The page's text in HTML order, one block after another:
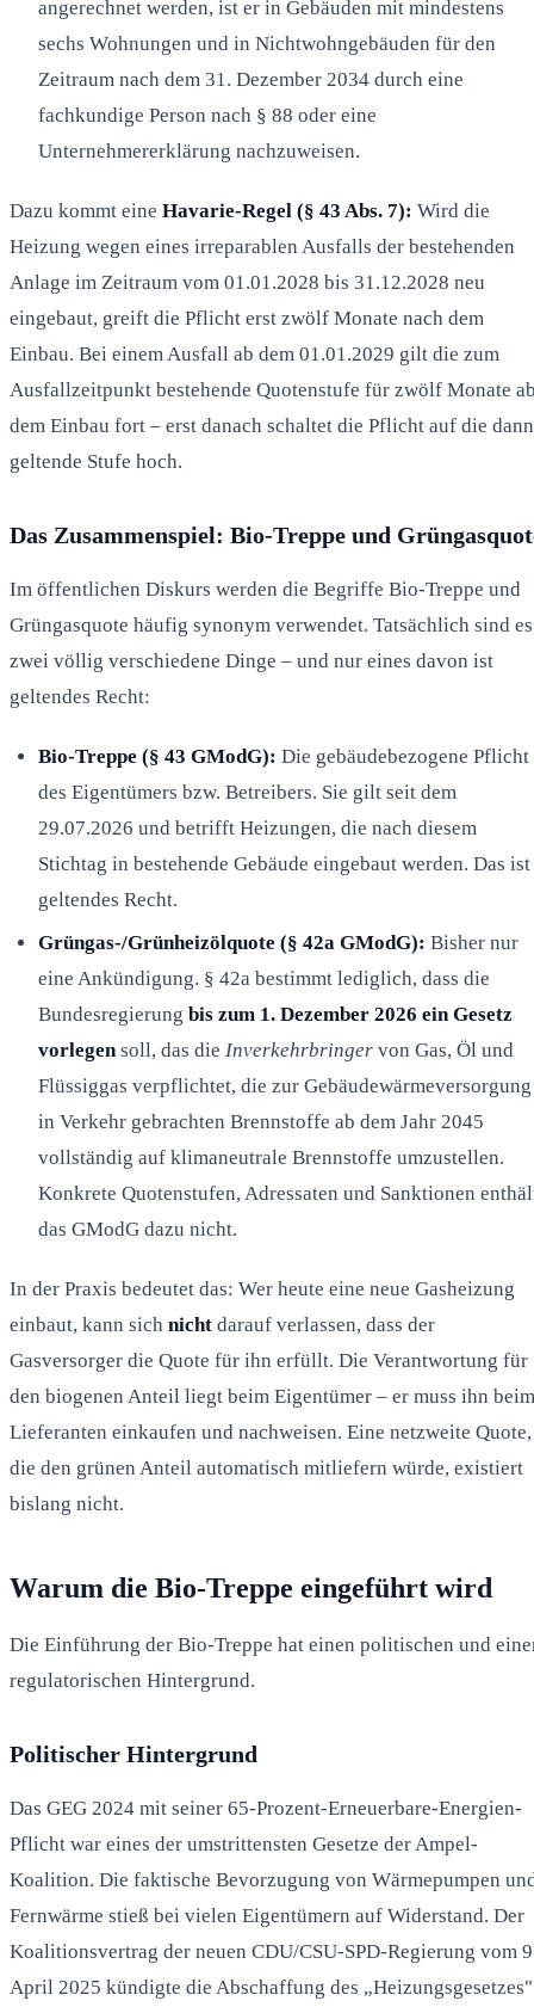
angerechnet werden, ist er in Gebäuden mit mindestens
sechs Wohnungen und in Nichtwohngebäuden für den
Zeitraum nach dem 31. Dezember 2034 durch eine
fachkundige Person nach § 88 oder eine
Unternehmererklärung nachzuweisen.
Dazu kommt eine Havarie-Regel (§ 43 Abs. 7): Wird die
Heizung wegen eines irreparablen Ausfalls der bestehenden
Anlage im Zeitraum vom 01.01.2028 bis 31.12.2028 neu
eingebaut, greift die Pflicht erst zwölf Monate nach dem
Einbau. Bei einem Ausfall ab dem 01.01.2029 gilt die zum
Ausfallzeitpunkt bestehende Quotenstufe für zwölf Monate
dem Einbau fort – erst danach schaltet die Pflicht auf die dann
geltende Stufe hoch.
Das Zusammenspiel: Bio-Treppe und
Im öffentlichen Diskurs werden die Begriffe Bio-Treppe und
Grüngasquote häufig synonym verwendet. Tatsächlich sind es
zwei völlig verschiedene Dinge – und nur eines davon ist
geltendes Recht:
Bio-Treppe (§ 43 GModG): Die gebäudebezogene Pflicht
des Eigentümers bzw. Betreibers. Sie gilt seit dem
29.07.2026 und betrifft Heizungen, die nach diesem
Stichtag in bestehende Gebäude eingebaut werden. Das ist
geltendes Recht.
Grüngas-/Grünheizölquote (§ 42a GModG): Bisher nur
eine Ankündigung. § 42a bestimmt lediglich, dass die
Bundesregierung bis zum 1. Dezember 2026 ein Gesetz
vorlegen soll, das die Inverkehrbringer von Gas, Öl und
Flüssiggas verpflichtet, die zur Gebäudewärmeversorgung
in Verkehr gebrachten Brennstoffe ab dem Jahr 2045
vollständig auf klimaneutrale Brennstoffe umzustellen.
Konkrete Quotenstufen, Adressaten und Sanktionen
das GModG dazu nicht.
In der Praxis bedeutet das: Wer heute eine neue Gasheizung
einbaut, kann sich nicht darauf verlassen, dass der
Gasversorger die Quote für ihn erfüllt. Die Verantwortung für
den biogenen Anteil liegt beim Eigentümer – er muss ihn beim
Lieferanten einkaufen und nachweisen. Eine netzweite Quote,
die den grünen Anteil automatisch mitliefern würde, existiert
bislang nicht.
Warum die Bio-Treppe eingeführt wird
Die Einführung der Bio-Treppe hat einen politischen und
regulatorischen Hintergrund.
Politischer Hintergrund
Das GEG 2024 mit seiner 65-Prozent-Erneuerbare-Energien-
Pflicht war eines der umstrittensten Gesetze der Ampel-
Koalition. Die faktische Bevorzugung von Wärmepumpen
Fernwärme stieß bei vielen Eigentümern auf Widerstand. Der
Koalitionsvertrag der neuen CDU/CSU-SPD-Regierung vom
April 2025 kündigte die Abschaffung des „Heizungsgesetzes"